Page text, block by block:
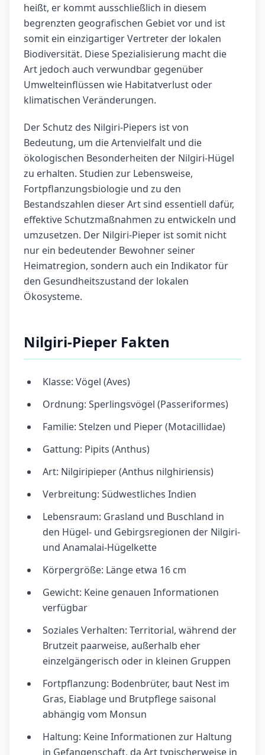
heißt, er kommt ausschließlich in diesem
begrenzten geografischen Gebiet vor und ist
somit ein einzigartiger Vertreter der lokalen
Biodiversität. Diese Spezialisierung macht die
Art jedoch auch verwundbar gegenüber
Umwelteinflüssen wie Habitatverlust oder
klimatischen Veränderungen.
Der Schutz des Nilgiri-Piepers ist von
Bedeutung, um die Artenvielfalt und die
ökologischen Besonderheiten der Nilgiri-Hügel
zu erhalten. Studien zur Lebensweise,
Fortpflanzungsbiologie und zu den
Bestandszahlen dieser Art sind essentiell dafür,
effektive Schutzmaßnahmen zu entwickeln und
umzusetzen. Der Nilgiri-Pieper ist somit nicht
nur ein bedeutender Bewohner seiner
Heimatregion, sondern auch ein Indikator für
den Gesundheitszustand der lokalen
Ökosysteme.
Nilgiri-Pieper Fakten
Klasse: Vögel (Aves)
Ordnung: Sperlingsvögel (Passeriformes)
Familie: Stelzen und Pieper (Motacillidae)
Gattung: Pipits (Anthus)
Art: Nilgiripieper (Anthus nilghiriensis)
Verbreitung: Südwestliches Indien
Lebensraum: Grasland und Buschland in
den Hügel- und Gebirgsregionen der Nilgiri-
und Anamalai-Hügelkette
Körpergröße: Länge etwa 16 cm
Gewicht: Keine genauen Informationen
verfügbar
Soziales Verhalten: Territorial, während der
Brutzeit paarweise, außerhalb eher
einzelgängerisch oder in kleinen Gruppen
Fortpflanzung: Bodenbrüter, baut Nest im
Gras, Eiablage und Brutpflege saisonal
abhängig vom Monsun
Haltung: Keine Informationen zur Haltung
in Gefangenschaft, da Art typischerweise in